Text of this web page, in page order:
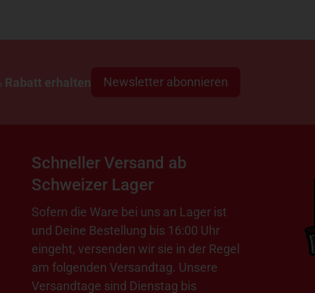
Rabatt erhalten Newsletter abonnieren
Schneller Versand ab
Schweizer Lager
Sofern die Ware bei uns an Lager ist
und Deine Bestellung bis 16:00 Uhr
eingeht, versenden wir sie in der Regel
am folgenden Versandtag. Unsere
Versandtage sind Dienstag bis